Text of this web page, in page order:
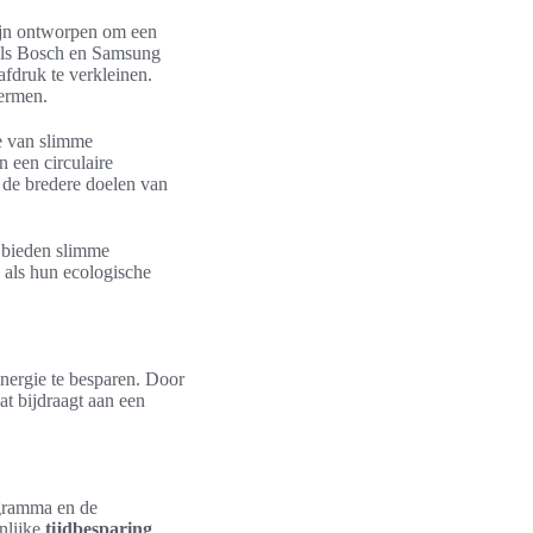
ontworpen om een
Bosch en Samsung
te verkleinen.
van slimme
een circulaire
bredere doelen van
slimme
hun ecologische
te besparen. Door
bijdraagt aan een
en de
tijdbesparing